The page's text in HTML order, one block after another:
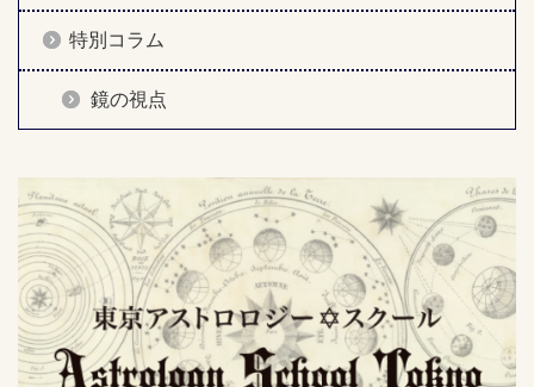
特別コラム
鏡の視点